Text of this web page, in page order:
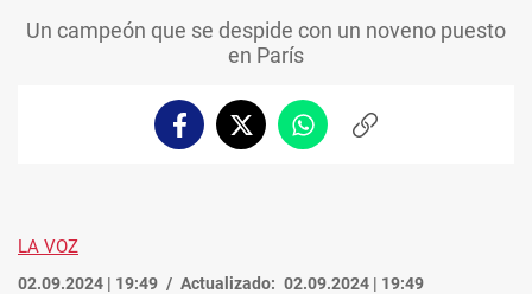
Un campeón que se despide con un noveno puesto
en París
FacebookTwitterWhatsappCopiar
LA VOZ
02.09.2024 | 19:49 Actualizado: 02.09.2024 | 19:49